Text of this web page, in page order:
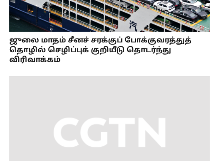
ஜுலை மாதம் சீனச் சரக்குப் போக்குவரத்துத்
தொழில் செழிப்புக் குறியீடு தொடர்ந்து
விரிவாக்கம்